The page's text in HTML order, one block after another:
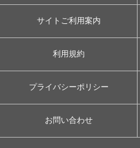
サイトご利用案内
利用規約
プライバシーポリシー
お問い合わせ